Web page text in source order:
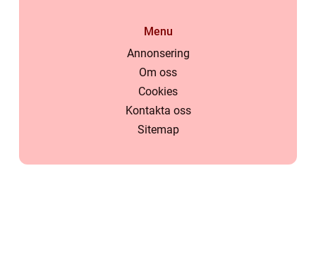
Menu
Annonsering
Om oss
Cookies
Kontakta oss
Sitemap